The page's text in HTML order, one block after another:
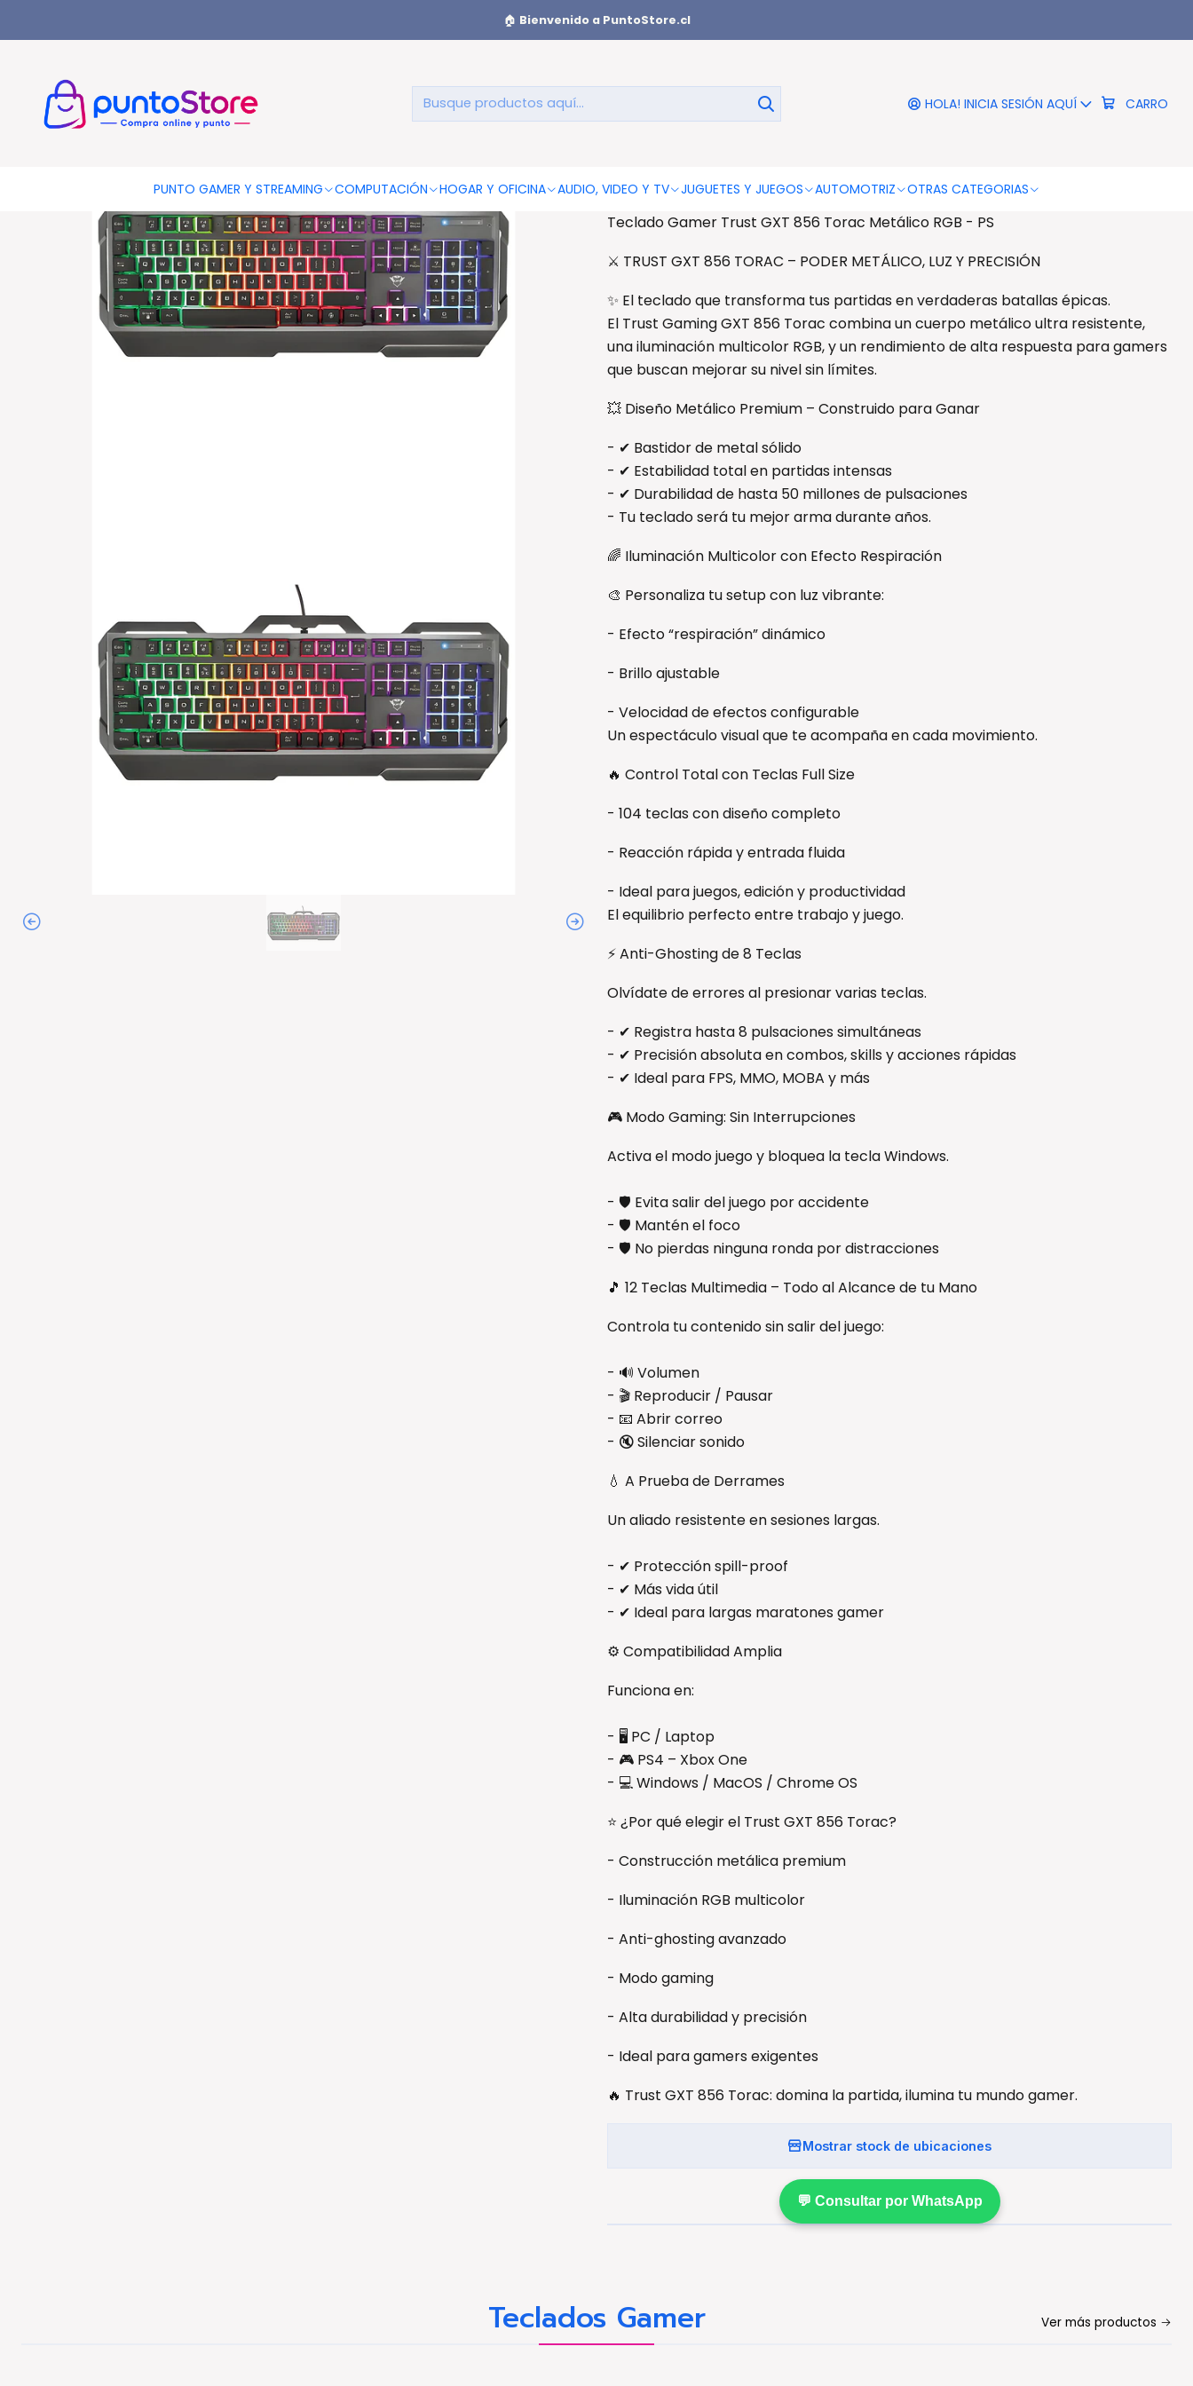
HOLA! INICIA SESIÓN AQUÍ CARRO
PUNTO GAMER Y STREAMING COMPUTACIÓN HOGAR Y OFICINA AUDIO, VIDEO Y TV JUGUETES Y JUEGOS AUTOMOTRIZ OTRAS CATEGORIAS
🏠 Bienvenido a PuntoStore.cl
Teclado Gamer Trust GXT 856 Torac Metálico RGB - PS
Teclado Gamer Trust GXT 856 Torac
Metálico RGB - PS
DESCRIPCIÓN
Teclado Gamer Trust GXT 856 Torac Metálico RGB - PS
⚔️ TRUST GXT 856 TORAC – PODER METÁLICO, LUZ Y PRECISIÓN
✨ El teclado que transforma tus partidas en verdaderas batallas épicas.
El Trust Gaming GXT 856 Torac combina un cuerpo metálico ultra resistente,
una iluminación multicolor RGB, y un rendimiento de alta respuesta para gamers
que buscan mejorar su nivel sin límites.
💥 Diseño Metálico Premium – Construido para Ganar
- ✔ Bastidor de metal sólido
- ✔ Estabilidad total en partidas intensas
- ✔ Durabilidad de hasta 50 millones de pulsaciones
- Tu teclado será tu mejor arma durante años.
🌈 Iluminación Multicolor con Efecto Respiración
🎨 Personaliza tu setup con luz vibrante:
- Efecto “respiración” dinámico
- Brillo ajustable
- Velocidad de efectos configurable
Un espectáculo visual que te acompaña en cada movimiento.
🔥 Control Total con Teclas Full Size
- 104 teclas con diseño completo
- Reacción rápida y entrada fluida
- Ideal para juegos, edición y productividad
El equilibrio perfecto entre trabajo y juego.
⚡ Anti-Ghosting de 8 Teclas
Olvídate de errores al presionar varias teclas.
- ✔ Registra hasta 8 pulsaciones simultáneas
- ✔ Precisión absoluta en combos, skills y acciones rápidas
- ✔ Ideal para FPS, MMO, MOBA y más
🎮 Modo Gaming: Sin Interrupciones
Activa el modo juego y bloquea la tecla Windows.
- 🛡 Evita salir del juego por accidente
- 🛡 Mantén el foco
- 🛡 No pierdas ninguna ronda por distracciones
🎵 12 Teclas Multimedia – Todo al Alcance de tu Mano
Controla tu contenido sin salir del juego:
- 🔊 Volumen
- 🎬 Reproducir / Pausar
- 📧 Abrir correo
- 🔇 Silenciar sonido
💧 A Prueba de Derrames
Un aliado resistente en sesiones largas.
- ✔ Protección spill-proof
- ✔ Más vida útil
- ✔ Ideal para largas maratones gamer
⚙ Compatibilidad Amplia
Funciona en:
- 🖥 PC / Laptop
- 🎮 PS4 – Xbox One
- 💻 Windows / MacOS / Chrome OS
⭐ ¿Por qué elegir el Trust GXT 856 Torac?
- Construcción metálica premium
- Iluminación RGB multicolor
- Anti-ghosting avanzado
- Modo gaming
- Alta durabilidad y precisión
- Ideal para gamers exigentes
🔥 Trust GXT 856 Torac: domina la partida, ilumina tu mundo gamer.
Mostrar stock de ubicaciones
💬 Consultar por WhatsApp
Teclados Gamer Ver más productos